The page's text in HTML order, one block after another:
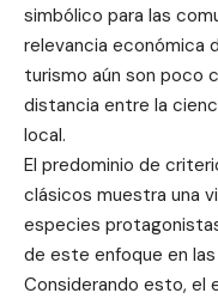
simbólico para las
relevancia económica
turismo aún son poco
distancia entre la
local.
El predominio de
clásicos muestra una
especies
de este enfoque en
Considerando esto, el